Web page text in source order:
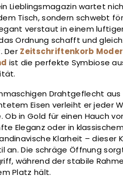
Lieblingsmagazin wartet
Tisch, sondern schwebt
verstaut in einem
Ordnung schafft und
Der Zeitschriftenkorb
ist die perfekte Symbiose
Drahtgeflecht aus
Eisen verleiht er jeder
Ob in Gold für einen Hauch
Eleganz oder in
Klarheit – dieser
an. Die schräge Öffnung
während der stabile
Platz hält.